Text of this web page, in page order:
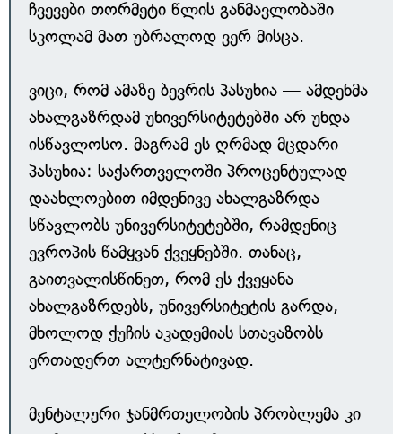
ჩვევები თორმეტი წლის განმავლობაში
სკოლამ მათ უბრალოდ ვერ მისცა.
ვიცი, რომ ამაზე ბევრის პასუხია — ამდენმა
ახალგაზრდამ უნივერსიტეტებში არ უნდა
ისწავლოსო. მაგრამ ეს ღრმად მცდარი
პასუხია: საქართველოში პროცენტულად
დაახლოებით იმდენივე ახალგაზრდა
სწავლობს უნივერსიტეტებში, რამდენიც
ევროპის წამყვან ქვეყნებში. თანაც,
გაითვალისწინეთ, რომ ეს ქვეყანა
ახალგაზრდებს, უნივერსიტეტის გარდა,
მხოლოდ ქუჩის აკადემიას სთავაზობს
ერთადერთ ალტერნატივად.
მენტალური ჯანმრთელობის პრობლემა კი